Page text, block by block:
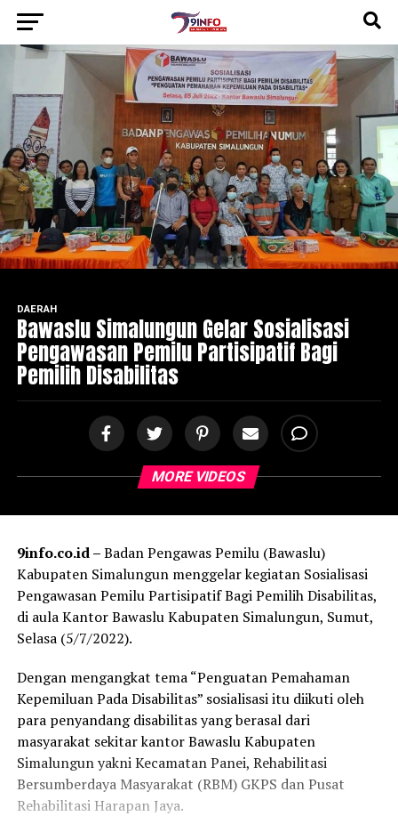
DAERAH
Bawaslu Simalungun Gelar Sosialisasi
Pengawasan Pemilu Partisipatif Bagi
Pemilih Disabilitas
MORE VIDEOS
9info.co.id –Badan Pengawas Pemilu (Bawaslu)
Kabupaten Simalungun menggelar kegiatan Sosialisasi
Pengawasan Pemilu Partisipatif Bagi Pemilih Disabilitas,
di aula Kantor Bawaslu Kabupaten Simalungun, Sumut,
Selasa (5/7/2022).
Dengan mengangkat tema “Penguatan Pemahaman
Kepemiluan Pada Disabilitas” sosialisasi itu diikuti oleh
para penyandang disabilitas yang berasal dari
masyarakat sekitar kantor Bawaslu Kabupaten
Simalungun yakni Kecamatan Panei, Rehabilitasi
Bersumberdaya Masyarakat (RBM) GKPS dan Pusat
Rehabilitasi Harapan Jaya.